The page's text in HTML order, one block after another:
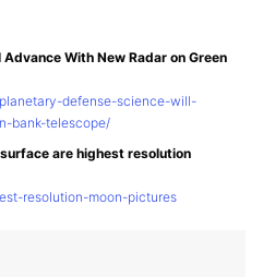
With New Radar on Green
defense-science-will-
bank-telescope/
are highest resolution
resolution-moon-pictures